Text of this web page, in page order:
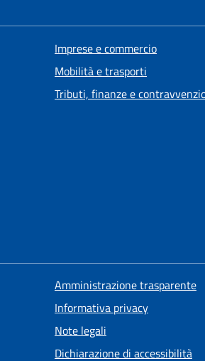
Imprese e commercio
Mobilità e trasporti
Tributi, finanze e
Amministrazione trasparente
Informativa privacy
Note legali
Dichiarazione di accessibilità